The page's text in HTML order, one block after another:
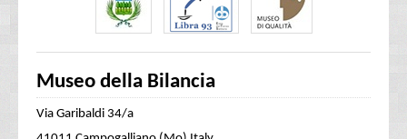
Museo della Bilancia
Via Garibaldi 34/a